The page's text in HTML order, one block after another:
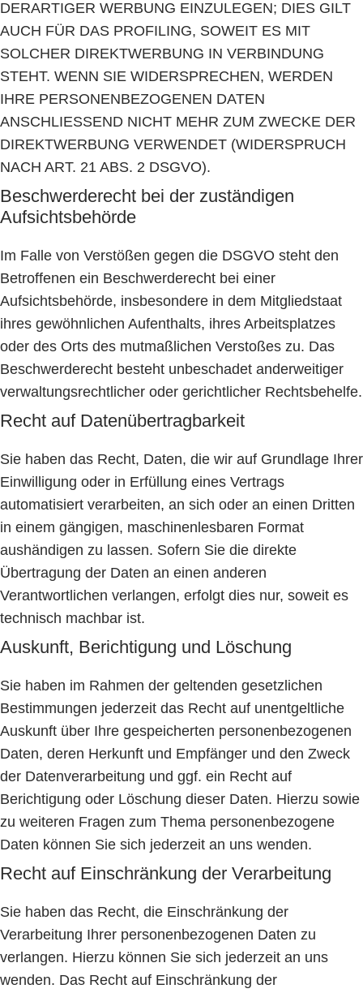
DERARTIGER WERBUNG EINZULEGEN; DIES GILT
AUCH FÜR DAS PROFILING, SOWEIT ES MIT
SOLCHER DIREKTWERBUNG IN VERBINDUNG
STEHT. WENN SIE WIDERSPRECHEN, WERDEN
IHRE PERSONENBEZOGENEN DATEN
ANSCHLIESSEND NICHT MEHR ZUM ZWECKE DER
DIREKTWERBUNG VERWENDET (WIDERSPRUCH
NACH ART. 21 ABS. 2 DSGVO).
Beschwerde­recht bei der zuständigen
Aufsichts­behörde
Im Falle von Verstößen gegen die DSGVO steht den
Betroffenen ein Beschwerderecht bei einer
Aufsichtsbehörde, insbesondere in dem Mitgliedstaat
ihres gewöhnlichen Aufenthalts, ihres Arbeitsplatzes
oder des Orts des mutmaßlichen Verstoßes zu. Das
Beschwerderecht besteht unbeschadet anderweitiger
verwaltungsrechtlicher oder gerichtlicher Rechtsbehelfe.
Recht auf Daten­übertrag­barkeit
Sie haben das Recht, Daten, die wir auf Grundlage Ihrer
Einwilligung oder in Erfüllung eines Vertrags
automatisiert verarbeiten, an sich oder an einen Dritten
in einem gängigen, maschinenlesbaren Format
aushändigen zu lassen. Sofern Sie die direkte
Übertragung der Daten an einen anderen
Verantwortlichen verlangen, erfolgt dies nur, soweit es
technisch machbar ist.
Auskunft, Berichtigung und Löschung
Sie haben im Rahmen der geltenden gesetzlichen
Bestimmungen jederzeit das Recht auf unentgeltliche
Auskunft über Ihre gespeicherten personenbezogenen
Daten, deren Herkunft und Empfänger und den Zweck
der Datenverarbeitung und ggf. ein Recht auf
Berichtigung oder Löschung dieser Daten. Hierzu sowie
zu weiteren Fragen zum Thema personenbezogene
Daten können Sie sich jederzeit an uns wenden.
Recht auf Einschränkung der Verarbeitung
Sie haben das Recht, die Einschränkung der
Verarbeitung Ihrer personenbezogenen Daten zu
verlangen. Hierzu können Sie sich jederzeit an uns
wenden. Das Recht auf Einschränkung der